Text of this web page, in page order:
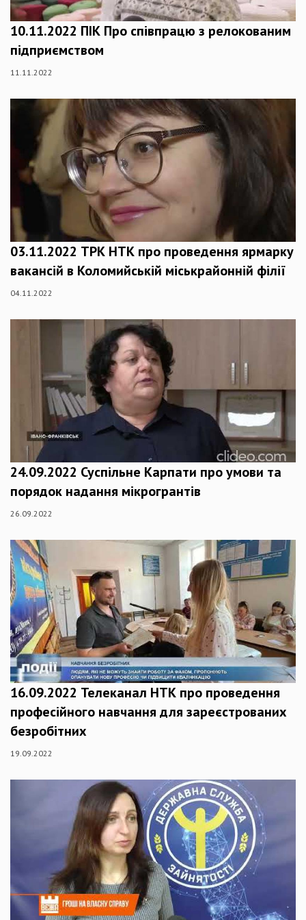
10.11.2022 ПІК Про співпрацю з релокованим
підприємством
11.11.2022
03.11.2022 ТРК НТК про проведення ярмарку
вакансій в Коломийській міськрайонній філії
04.11.2022
24.09.2022 Суспільне Карпати про умови та
порядок надання мікрогрантів
26.09.2022
16.09.2022 Телеканал НТК про проведення
професійного навчання для зареєстрованих
безробітних
19.09.2022